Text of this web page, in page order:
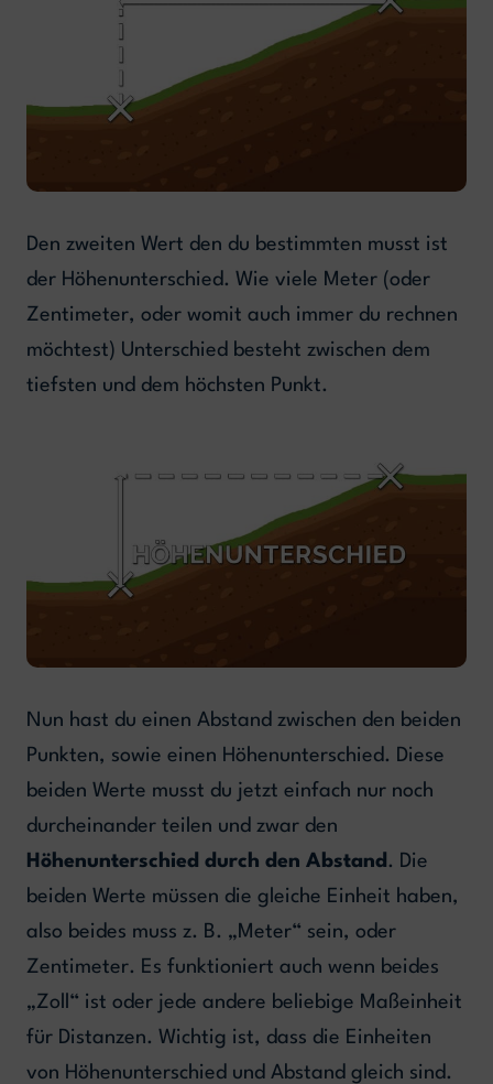
Den zweiten Wert den du bestimmten musst ist
der Höhenunterschied. Wie viele Meter (oder
Zentimeter, oder womit auch immer du rechnen
möchtest) Unterschied besteht zwischen dem
tiefsten und dem höchsten Punkt.
Nun hast du einen Abstand zwischen den beiden
Punkten, sowie einen Höhenunterschied. Diese
beiden Werte musst du jetzt einfach nur noch
durcheinander teilen und zwar den
Höhenunterschied durch den Abstand . Die
beiden Werte müssen die gleiche Einheit haben,
also beides muss z. B. „Meter“ sein, oder
Zentimeter. Es funktioniert auch wenn beides
„Zoll“ ist oder jede andere beliebige Maßeinheit
für Distanzen. Wichtig ist, dass die Einheiten
von Höhenunterschied und Abstand gleich sind.